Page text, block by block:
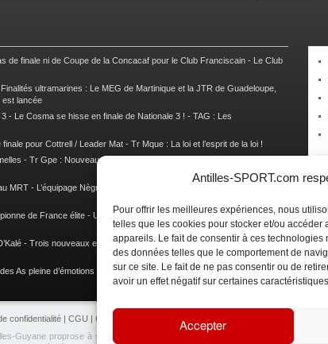
Antilles-SPORT.com
Pour offrir les meilleures expériences, nous
telles que les cookies pour stocker et/ou accéder
appareils. Le fait de consentir à ces technologies
des données telles que le comportement de
sur ce site. Le fait de ne pas consentir ou de
avoir un effet négatif sur certaines
Accepter
de finale ni de Coupe de la Concacaf pour le Club Franciscain - Le Club
Finalités ultramarines : Le MEG de Martinique et la JTR de Guadeloupe,
est lancée
3 - Le Cosma se hisse en finale de Nationale 3 ! - TAG : Les
pour Cottrell / Leader Mat - Tr Mque : La loi et l’esprit de la loi !
- Tr Gpe : Nouveau changement de leader, Damien Urcel out
MRT - L’équipage Nègre – Gérard remporte le 9e rallye du Pays Marie-
de France élite - Un semi marathon sous le signe de la chaleur et
- Trois nouveaux et un habitué au palmarès du Trail des Trésors-
As pleine d’émotions ! Images de la Woulib 113 X-Trem
confidentialité | CGU | CGV
Guyane proprose à ses lecteurs de retrouvez en temps réel toute l'actualité